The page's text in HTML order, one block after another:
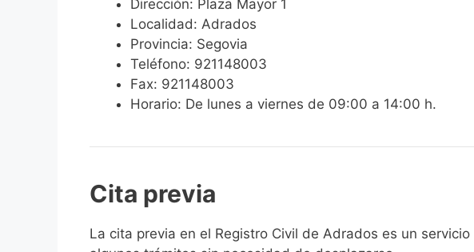
Dirección: Plaza Mayor 1
Localidad: Adrados
Provincia: Segovia
Teléfono: 921148003
Fax: 921148003
Horario: De lunes a viernes de 09:00 a 14:00 h.
Cita previa
​​​​​​​​​​​​​​​​​​​​​​​​​​​​La cita previa en el Registro Civil de Adrados es un